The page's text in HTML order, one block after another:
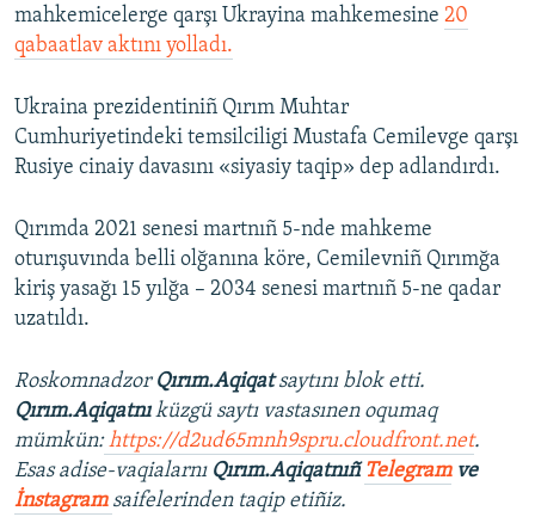
mahkemicelerge qarşı Ukrayina mahkemesine 20
qabaatlav aktını yolladı.
Ukraina prezidentiniñ Qırım Muhtar
Cumhuriyetindeki temsilciligi Mustafa Cemilevge qarşı
Rusiye cinaiy davasını «siyasiy taqip» dep adlandırdı.
Qırımda 2021 senesi martnıñ 5-nde mahkeme
oturışuvında belli olğanına köre, Cemilevniñ Qırımğa
kiriş yasağı 15 yılğa – 2034 senesi martnıñ 5-ne qadar
uzatıldı.
Roskomnadzor Qırım.Aqiqatsaytını blok etti.
Qırım.Aqiqatnıküzgü saytı vastasınen oqumaq
mümkün: https://d2ud65mnh9spru.cloudfront.net.
Esas adise-vaqialarnı Qırım.Aqiqatnıñ Telegramve
İnstagram saifelerinden taqip etiñiz.